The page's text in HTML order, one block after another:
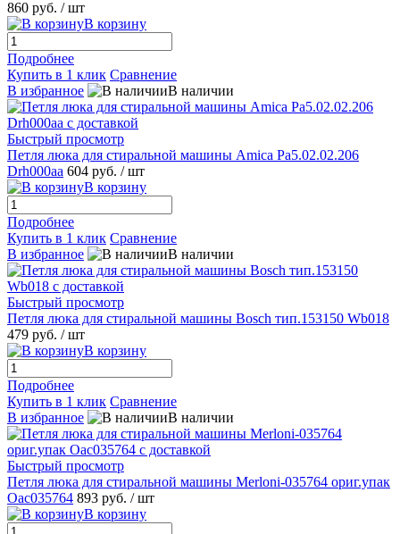
860 руб. / шт
В корзину
Подробнее
Купить в 1 клик Сравнение
В избранное
В наличии
Быстрый просмотр
Петля люка для стиральной машины Amica Pa5.02.02.206
Drh000aa 604 руб. / шт
В корзину
Подробнее
Купить в 1 клик Сравнение
В избранное
В наличии
Быстрый просмотр
Петля люка для стиральной машины Bosch тип.153150 Wb018
479 руб. / шт
В корзину
Подробнее
Купить в 1 клик Сравнение
В избранное
В наличии
Быстрый просмотр
Петля люка для стиральной машины Merloni-035764 ориг.упак
Oac035764 893 руб. / шт
В корзину